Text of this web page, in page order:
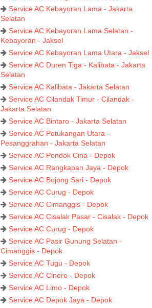
Service AC Kebayoran Lama - Jakarta
Selatan
Service AC Kebayoran Lama Selatan -
Kebayoran - Jaksel
Service AC Kebayoran Lama Utara - Jaksel
Service AC Duren Tiga - Kalibata - Jakarta
Selatan
Service AC Kalibata - Jakarta Selatan
Service AC Cilandak Timur - Cilandak -
Jakarta Selatan
Service AC Bintaro - Jakarta Selatan
Service AC Petukangan Utara -
Pesanggrahan - Jakarta Selatan
Service AC Pondok Cina - Depok
Service AC Rangkapan Jaya - Depok
Service AC Bojong Sari - Depok
Service AC Curug - Depok
Service AC Cimanggis - Depok
Service AC Cisalak Pasar - Cisalak - Depok
Service AC Curug - Depok
Service AC Pasir Gunung Selatan -
Cimanggis - Depok
Service AC Tugu - Depok
Service AC Cinere - Depok
Service AC Limo - Depok
Service AC Depok Jaya - Depok